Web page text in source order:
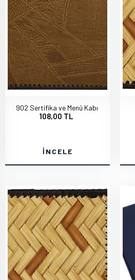
902 Sertifika ve Menü Kabı
108,00 TL
İNCELE